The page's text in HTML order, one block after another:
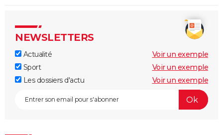
NEWSLETTERS
Actualité
Voir un exemple
Sport
Voir un exemple
Les dossiers d'actu
Voir un exemple